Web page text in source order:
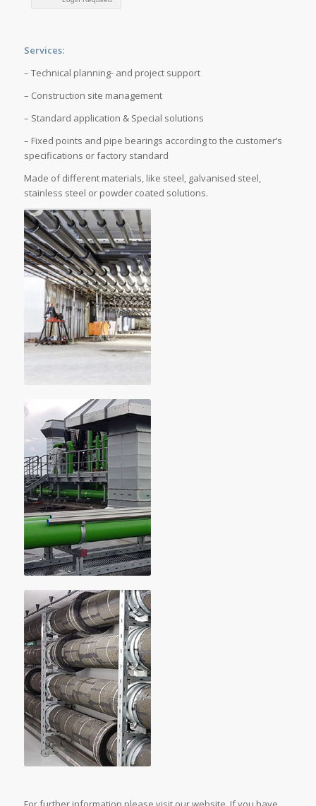
Services:
– Technical planning- and project support
– Construction site management
– Standard application & Special solutions
– Fixed points and pipe bearings according to the customer’s
specifications or factory standard
Made of different materials, like steel, galvanised steel,
stainless steel or powder coated solutions.